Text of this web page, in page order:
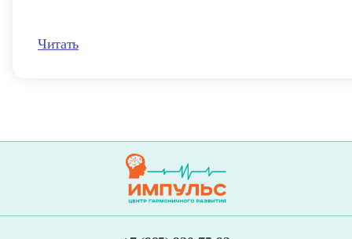
Читать